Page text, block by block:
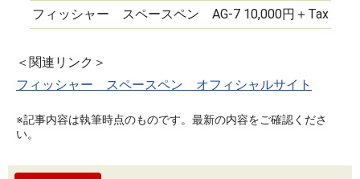
フィッシャー スペースペン AG-7 10,000円＋Tax
＜関連リンク＞
フィッシャー スペースペン オフィシャルサイト
※記事内容は執筆時点のものです。最新の内容をご確認くださ
い。